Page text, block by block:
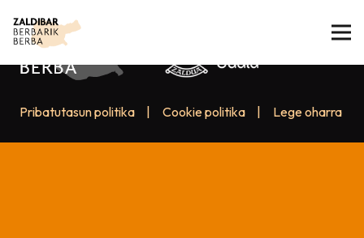
Pribatutasun politika Cookie politika Lege oharra